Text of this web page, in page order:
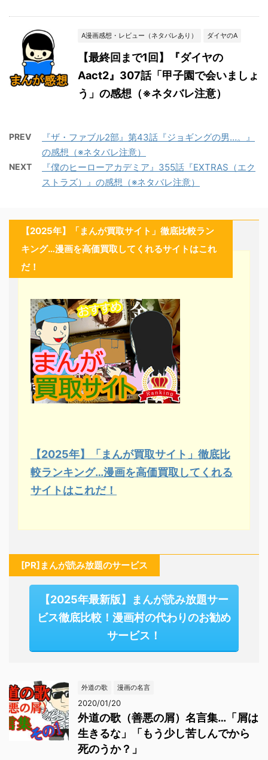
A漫画感想・レビュー（ネタバレあり） ダイヤのA
【最終回まで1回】『ダイヤの
Aact2』307話「甲子園で会いましょ
う」の感想（※ネタバレ注意）
PREV
『ザ・ファブル2部』第43話『ジョギングの男…。』
の感想（※ネタバレ注意）
NEXT
『僕のヒーローアカデミア』355話『EXTRAS（エク
ストラズ）』の感想（※ネタバレ注意）
【2025年】「まんが買取サイト」徹底比較ラン
キング…漫画を高価買取してくれるサイトはこれ
だ！
【2025年】「まんが買取サイト」徹底比
較ランキング…漫画を高価買取してくれる
サイトはこれだ！
[PR]まんが読み放題のサービス
【2025年最新版】まんが読み放題サー
ビス徹底比較！漫画村の代わりのお勧め
サービス！
外道の歌 漫画の名言
2020/01/20
外道の歌（善悪の屑）名言集…「屑は
生きるな」「もう少し苦しんでから
死のうか？」